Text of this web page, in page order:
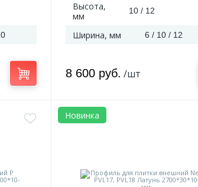
Высота,
мм
10 / 12
Ширина, мм 6 / 10 / 12
8 600 руб. /шт
Новинка